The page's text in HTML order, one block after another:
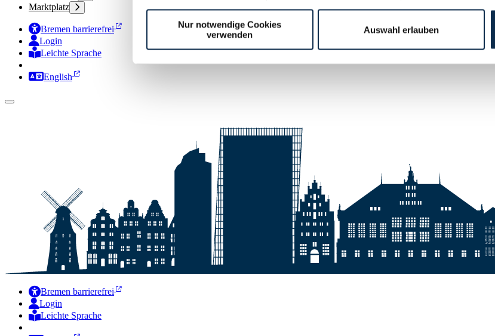
Nur notwendige Cookies
verwenden
Auswahl erlauben
Marktplatz
Bremen barrierefrei
Login
Leichte Sprache
Zur Deutschen Gebärdensprache
English
Bremen barrierefrei
Login
Leichte Sprache